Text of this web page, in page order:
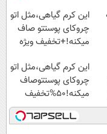
پرداخت قسطی
این کرم گیاهی،مثل اتو
چروکای پوستتو صاف
میکنه!+تخفیف ویژه
این کرم گیاهی،مثل اتو
چروکای پوستتوصاف
میکنه!50%تخفیف